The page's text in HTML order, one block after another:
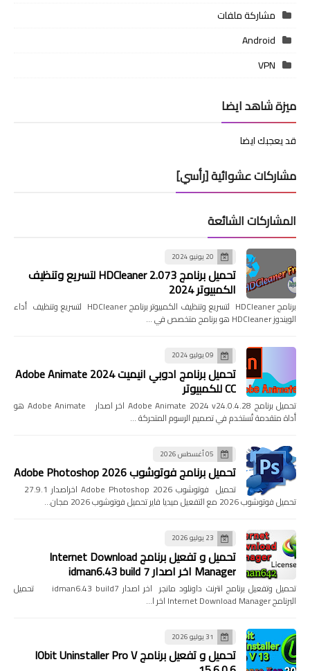
مشاركة ملفات
Android
VPN
ميزة شاهد ايضا
قد يعجبك ايضا
مشاركات عشوائية [رأسي]
المشاركات الشائعة
20 يونيو 2024
تحميل برنامج HDCleaner 2.073 لتسريع وتنظيف
الكمبيوتر 2024
برنامج HDCleaner لتسريع وتنظيف الكمبيوتر برنامج HDCleaner لتسريع وتنظيف أداء
الويندوز HDCleaner هو برنامج متخصص في …
09 يوليو 2024
تحميل برنامج ادوبي انيميت 2024 Adobe Animate
CC للكمبيوتر
تحميل برنامج Adobe Animate 2024 v24.0.4.28 اخر اصدار Adobe Animate هو
أداة متقدمة تُستخدم في تصميم الرسوم المتحركة …
05 أغسطس 2026
تحميل برنامج فوتوشوب Adobe Photoshop 2026
تحميل فوتوشوب 2026 مع التفعيل ميديا فاير تحميل فوتوشوب 2026 مجان…
23 يوليو 2026
تحميل و تفعيل برنامج Internet Download
Manager اخر اصدار idman6.43 build 7
تحميل وتفعيل برنامج انترنت داونلود مانجر اخر اصدار idman6.43 build7 تحميل
البرنامج Internet Download Manager اخر ا…
31 يوليو 2026
تحميل و تفعيل برنامج IObit Uninstaller Pro V